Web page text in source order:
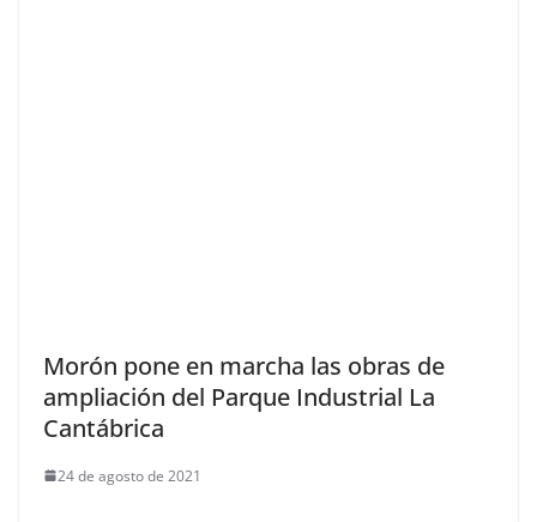
Morón pone en marcha las obras de
ampliación del Parque Industrial La
Cantábrica
24 de agosto de 2021